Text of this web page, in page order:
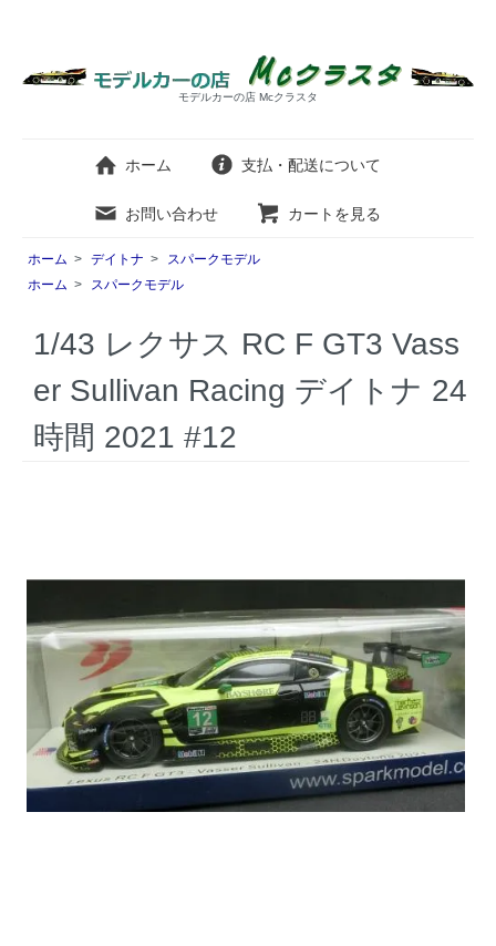
モデルカーの店 Mcクラスタ
ホーム 支払・配送について
お問い合わせ カートを見る
ホーム > デイトナ >
スパークモデル
ホーム > スパークモデル
1/43 レクサス RC F GT3 Vass
er Sullivan Racing デイトナ 24
時間 2021 #12